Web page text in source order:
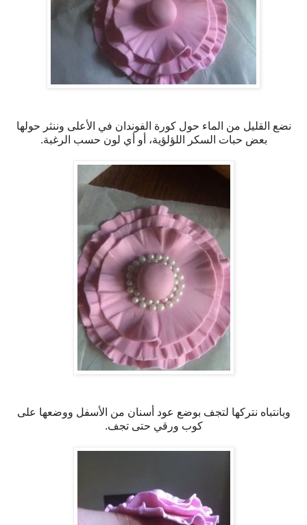
نضع القليل من الماء حول كورة الفوندان في الأعلى وننثر حولها
بعض حبات السكر اللؤلؤية، أو أي لون حسب الرغبة.
وبانتباه نتركها لتجف بوضع عود أسنان من الأسفل ووضعها على
كوب ورقي حتى تجف.